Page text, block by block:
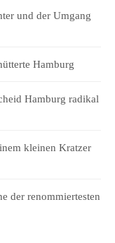
und der Umgang
Hamburg
Hamburg radikal
kleinen Kratzer
der renommiertesten